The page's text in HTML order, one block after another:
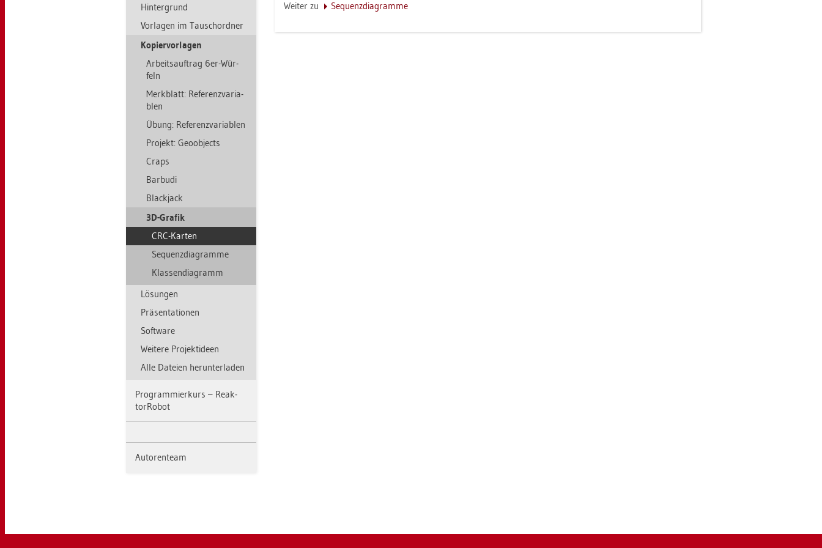
Hin­ter­grund
Vor­la­gen im Tausch­ord­ner
Ko­pier­vor­la­gen
Ar­beits­auf­trag 6er-Wür­
feln
Merk­blatt: Re­fe­renz­va­ria­
blen
Übung: Re­fe­renz­va­ria­blen
Pro­jekt: Geo­ob­jects
Craps
Bar­bu­di
Black­jack
3D-Gra­fik
CRC-Kar­ten
Se­quenz­dia­gram­me
Klas­sen­dia­gramm
Lö­sun­gen
Prä­sen­ta­tio­nen
Soft­ware
Wei­te­re Pro­jekt­ide­en
Alle Da­tei­en her­un­ter­la­den
Pro­gram­mier­kurs – Re­ak­
torR­o­bot
Au­to­ren­team
Wei­ter zu Se­quenz­dia­gram­me